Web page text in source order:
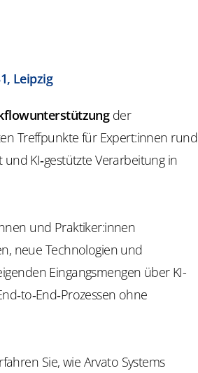
Leipzig
der
Treffpunkte für Expert:innen rund
KI‑gestützte Verarbeitung in
und Praktiker:innen
neue Technologien und
Eingangsmengen über KI-
ohne
Sie, wie Arvato Systems